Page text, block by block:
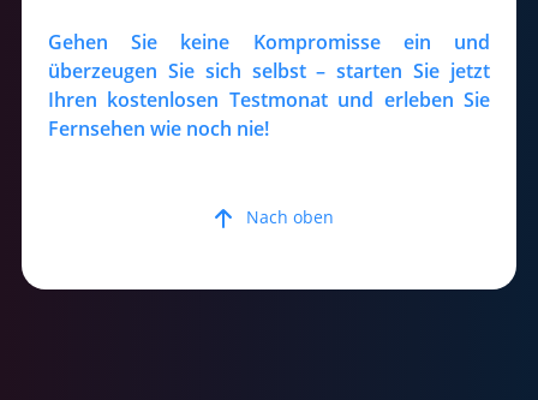
Gehen Sie keine Kompromisse ein und
überzeugen Sie sich selbst – starten Sie jetzt
Ihren kostenlosen Testmonat und erleben Sie
Fernsehen wie noch nie!
Nach oben